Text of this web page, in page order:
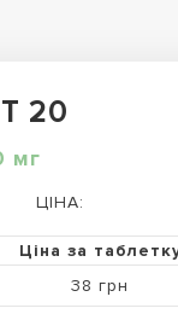
20
мг
ЦІНА:
Ціна за
38 грн